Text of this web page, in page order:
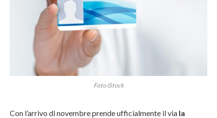
Foto iStock
Con l’arrivo di novembre prende ufficialmente il via la